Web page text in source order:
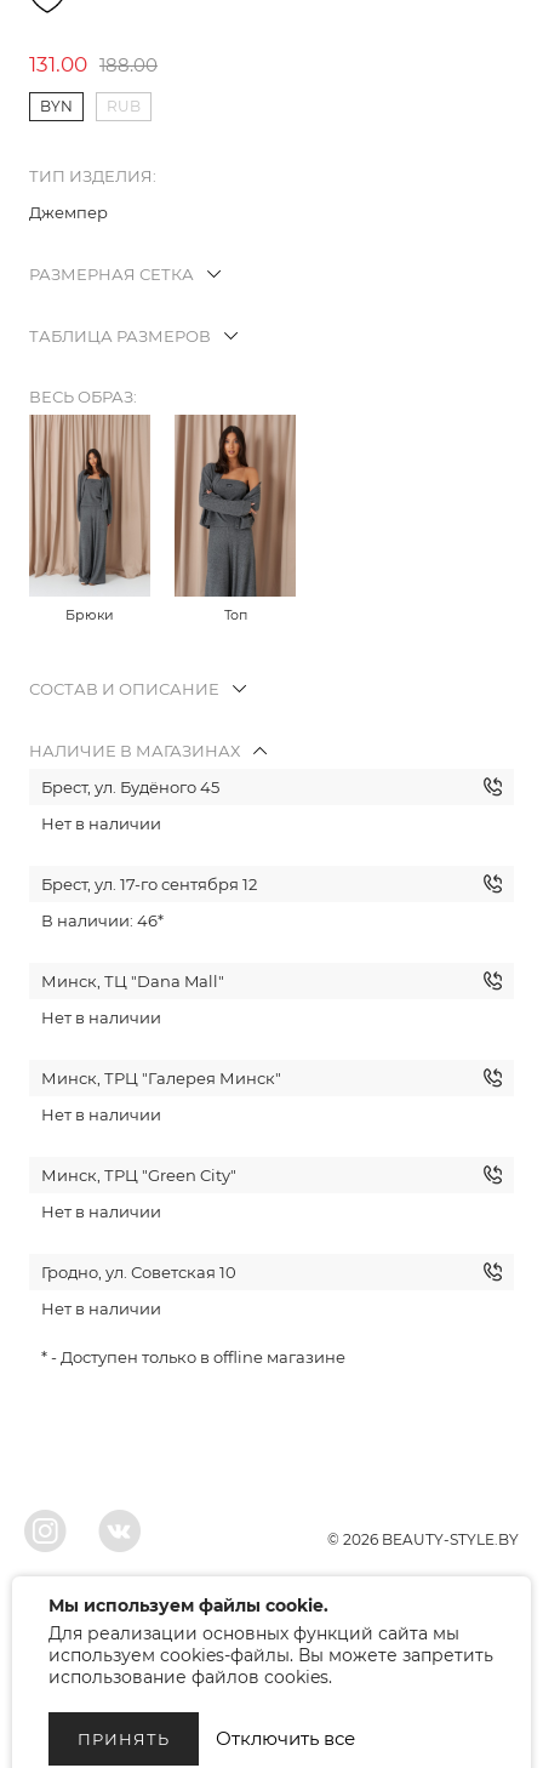
131.00 188.00
BYN RUB
ТИП ИЗДЕЛИЯ:
Джемпер
РАЗМЕРНАЯ СЕТКА
ТАБЛИЦА РАЗМЕРОВ
ВЕСЬ ОБРАЗ:
Брюки Топ
СОСТАВ И ОПИСАНИЕ
НАЛИЧИЕ В МАГАЗИНАХ
Брест, ул. Будёного 45
Нет в наличии
Брест, ул. 17-го сентября 12
В наличии: 46*
Минск, ТЦ "Dana Mall"
Нет в наличии
Минск, ТРЦ "Галерея Минск"
Нет в наличии
Минск, ТРЦ "Green City"
Нет в наличии
Гродно, ул. Советская 10
Нет в наличии
* - Доступен только в offline магазине
© 2026 BEAUTY-STYLE.BY
ООО"БЬЮТИ", УНП 291022671, Свидельство о регистрации 05.10.2010
Брестским районым исполнительным комитетом. Регистрация в торговом
реестре 12.01.2018, номер 402445.
Беларусь, Брест, ул. Лейтенанта Рябцева 75
Режим работы: 9.00-17.00. Контакт: +375 (33) 379-10-80
Мы используем файлы cookie.
Для реализации основных функций сайта мы
используем cookies-файлы. Вы можете запретить
использование файлов cookies.
ПРИНЯТЬ Отключить все